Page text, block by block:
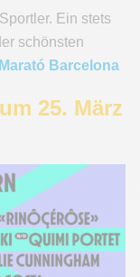
Ein stets
schönsten
Barcelona
25. März